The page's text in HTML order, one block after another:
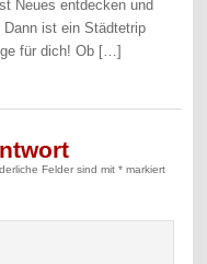
Neues entdecken und
ist ein Städtetrip
für dich! Ob […]
Felder sind mit* markiert